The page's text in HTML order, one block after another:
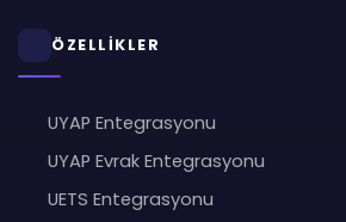
ÖZELLİKLER
UYAP Entegrasyonu
UYAP Evrak Entegrasyonu
UETS Entegrasyonu